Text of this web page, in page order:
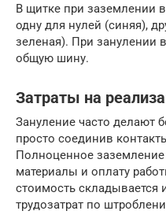
В щитке при заземлении
одну для нулей (синяя),
зеленая). При занулении
общую шину.
Затраты на
Зануление часто делают
просто соединив
Полноценное
материалы и оплату
стоимость складывается
трудозатрат по